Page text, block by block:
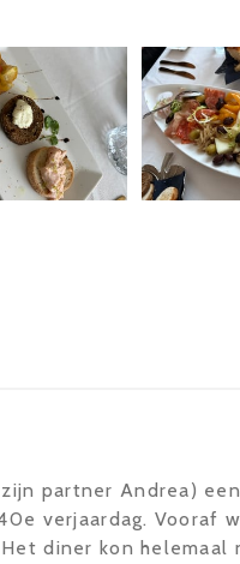
partner Andrea) een
verjaardag. Vooraf
diner kon helemaal